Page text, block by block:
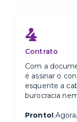
Esse prédio é
identificação
como acessar
chegada.
Gostaríamos
nossos espaços
favoritos no
4
Contrato
Com a
é assinar o
esquente a
burocracia
Pronto!